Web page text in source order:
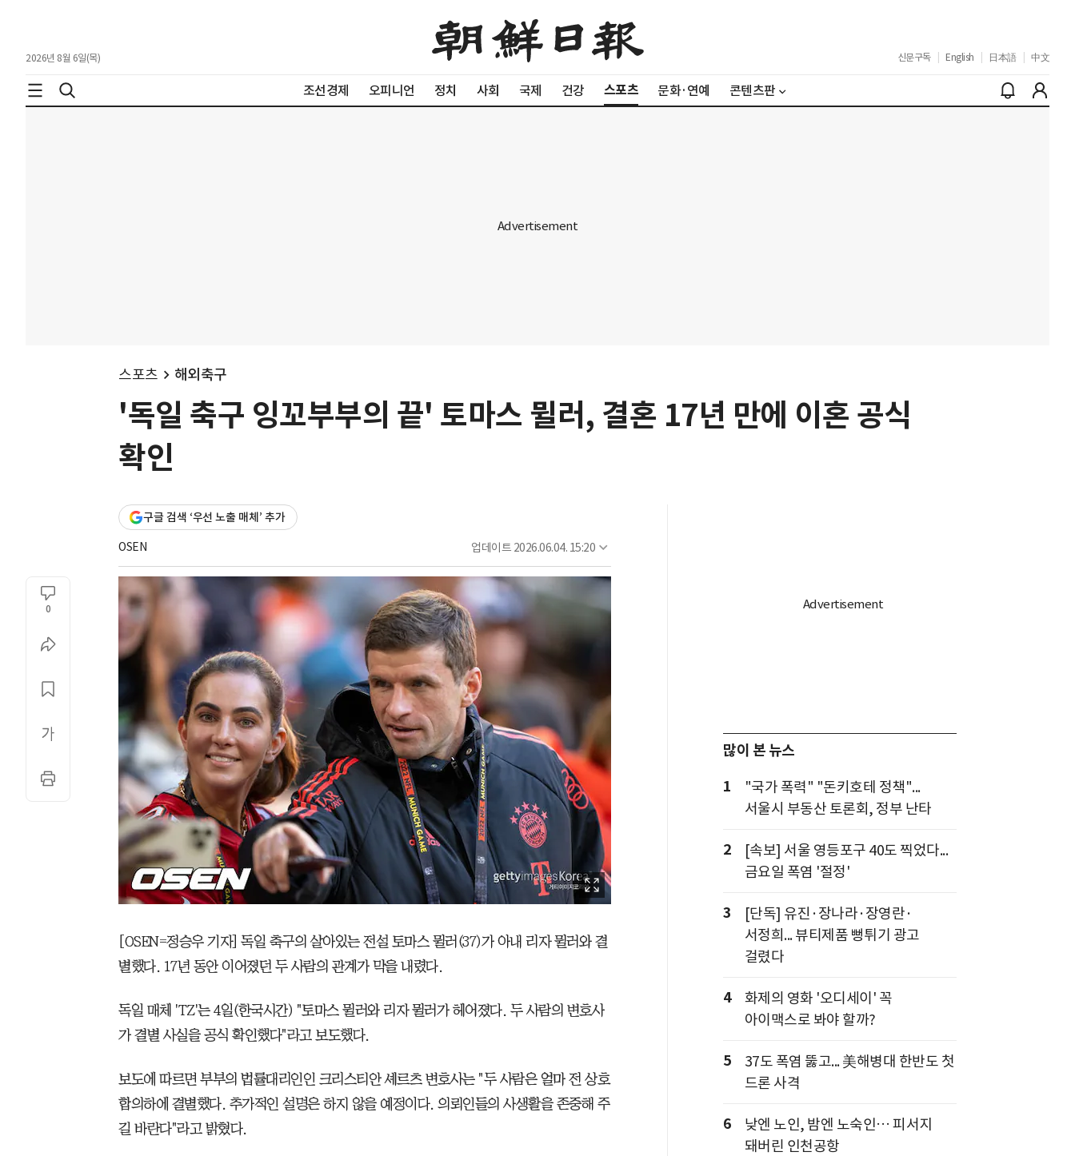
2026년 8월 6일(목) 신문구독 English 日本語 中文
조선경제 오피니언 정치 사회 국제 건강 스포츠 문화·연예 콘텐츠판
스포츠 해외축구
'독일 축구 잉꼬부부의 끝' 토마스 뮐러, 결혼 17년 만에 이혼 공식
확인
구글 검색 ‘우선 노출 매체’ 추가
OSEN 업데이트 2026.06.04. 15:20
0
[OSEN=정승우 기자] 독일 축구의 살아있는 전설 토마스 뮐러(37)가 아내 리자 뮐러와 결
별했다. 17년 동안 이어졌던 두 사람의 관계가 막을 내렸다.
독일 매체 'TZ'는 4일(한국시간) "토마스 뮐러와 리자 뮐러가 헤어졌다. 두 사람의 변호사
가 결별 사실을 공식 확인했다"라고 보도했다.
보도에 따르면 부부의 법률대리인인 크리스티안 셰르츠 변호사는 "두 사람은 얼마 전 상호
합의하에 결별했다. 추가적인 설명은 하지 않을 예정이다. 의뢰인들의 사생활을 존중해 주
길 바란다"라고 밝혔다.
많이 본 뉴스
1
"국가 폭력" "돈키호테 정책"...
서울시 부동산 토론회, 정부 난타
2
[속보] 서울 영등포구 40도 찍었다...
금요일 폭염 '절정'
3
[단독] 유진·장나라·장영란·
서정희... 뷰티제품 뻥튀기 광고
걸렸다
4
화제의 영화 '오디세이' 꼭
아이맥스로 봐야 할까?
5
37도 폭염 뚫고... 美해병대 한반도 첫
드론 사격
6
낮엔 노인, 밤엔 노숙인… 피서지
돼버린 인천공항